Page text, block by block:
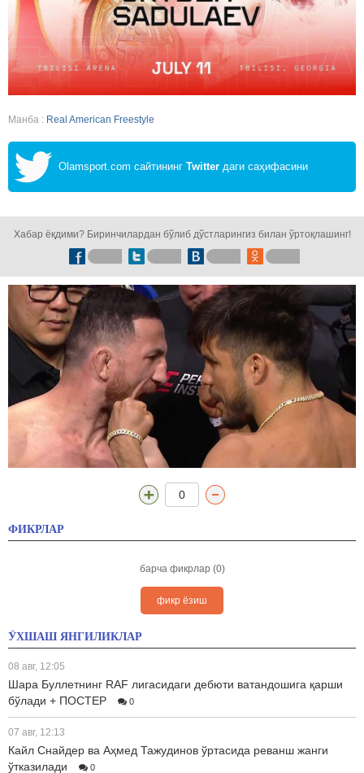
Манба : Real American Freestyle
Olamsport.com сайтининг Twitter даги саҳифасини
Хабар ёқдими? Биринчилардан бўлиб дўстларингиз билан ўртоқлашинг!
0
ФИКРЛАР
барча фикрлар (0)
фикр ёзиш
ЎХШАШ ЯНГИЛИКЛАР
08 авг, 12:05
Шара Буллетнинг RAF лигасидаги дебюти ватандошига қарши
бўлади + ПОСТЕР
0
07 авг, 12:13
Кайл Снайдер ва Аҳмед Тажудинов ўртасида реванш жанги
ўтказилади
0